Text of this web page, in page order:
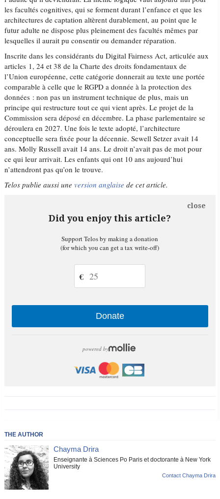
les facultés cognitives, qui se forment durant l’enfance et que les
architectures de captation altèrent durablement, au point que le
futur adulte ne dispose plus pleinement des facultés mêmes par
lesquelles il aurait pu consentir ou demander réparation.
Inscrite dans les considérants du Digital Fairness Act, articulée aux
articles 1, 24 et 38 de la Charte des droits fondamentaux de
l’Union européenne, cette catégorie donnerait au texte une portée
comparable à celle que le RGPD a donnée à la protection des
données : non pas un instrument technique de plus, mais un
principe qui restructure tout ce qui vient après. Le projet de la
Commission sera déposé en décembre. La phase parlementaire se
déroulera en 2027. Une fois le texte adopté, l’architecture
conceptuelle sera fixée pour la décennie. Sewell Setzer avait 14
ans. Molly Russell avait 14 ans. Le droit n’avait pas de mot pour
ce qui leur arrivait. Les enfants qui ont 10 ans aujourd’hui
n’attendront pas qu’on le trouve.
Telos publie aussi uneversion anglaise de cet article.
Did you enjoy this article?
close
Support Telos by making a donation
(for which you can get a tax write-off)
€
Donate
powered by
THE AUTHOR
Chayma Drira
Enseignante à Sciences Po Paris et doctorante à New York
University
Contact Chayma Drira